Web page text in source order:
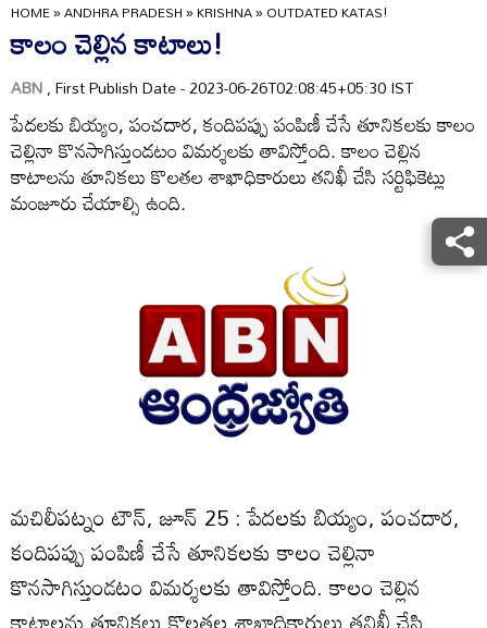
HOME»ANDHRA PRADESH»KRISHNA»OUTDATED KATAS!
కాలం చెల్లిన కాటాలు!
ABN, First Publish Date - 2023-06-26T02:08:45+05:30 IST
పేదలకు బియ్యం, పంచదార, కందిపప్పు పంపిణీ చేసే తూనికలకు కాలం
చెల్లినా కొనసాగిస్తుండటం విమర్శలకు తావిస్తోంది. కాలం చెల్లిన
కాటాలను తూనికలు కొలతల శాఖాధికారులు తనిఖీ చేసి సర్టిఫికెట్లు
మంజూరు చేయాల్సి ఉంది.
మచిలీపట్నం టౌన్‌, జూన్‌ 25 : పేదలకు బియ్యం, పంచదార,
కందిపప్పు పంపిణీ చేసే తూనికలకు కాలం చెల్లినా
కొనసాగిస్తుండటం విమర్శలకు తావిస్తోంది. కాలం చెల్లిన